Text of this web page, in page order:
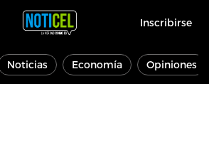
Inscribirse
Noticias Economía Opiniones